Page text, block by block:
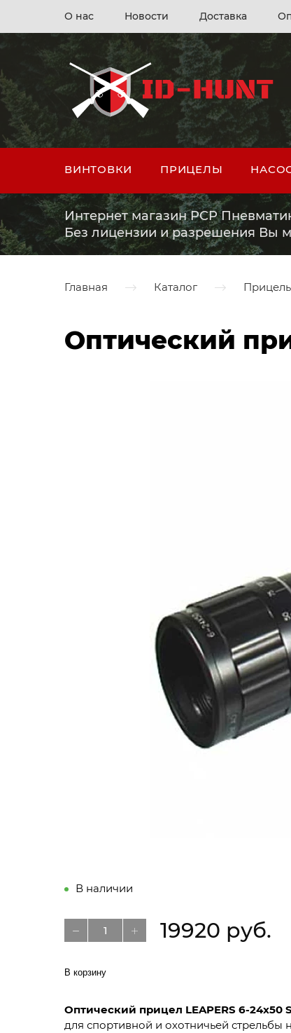
О нас Новости Доставка
ВИНТОВКИ ПРИЦЕЛЫ
Интернет магазин PCP
Без лицензии и разрешения Вы
Главная Каталог
Оптический
В наличии
19920 руб.
В корзину
Оптический прицел LEAPERS 6-24x50
для спортивной и охотничьей